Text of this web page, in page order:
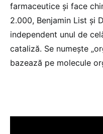
farmaceutice și face
2.000, Benjamin List și
independent unul de
cataliză. Se numește
bazează pe molecule